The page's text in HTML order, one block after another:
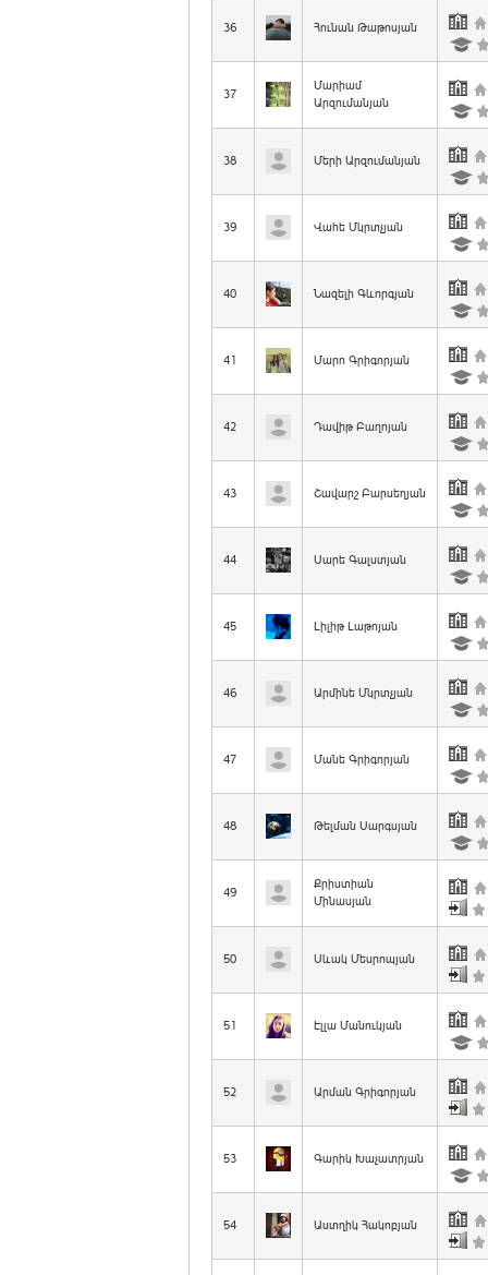
36 Հունան Թաթոսյան
37
Մարիամ
Արզումանյան
38 Մերի Արզումանյան
39 Վահե Մկրտչյան
40 Նազելի Գևորգյան
41 Մարո Գրիգորյան
42 Դավիթ Բաղոյան
43 Շավարշ Բարսեղյան
44 Սարե Գալստյան
45 Լիլիթ Լաթոյան
46 Արմինե Մկրտչյան
47 Մանե Գրիգորյան
48 Թելման Սարգսյան
49
Քրիստիան
Մինասյան
50 Սևակ Մեսրոպյան
51 Էլլա Մանուկյան
52 Արման Գրիգորյան
53 Գարիկ Խաչատրյան
54 Աստղիկ Հակոբյան